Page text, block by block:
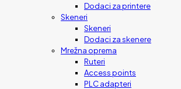
Dodaci za printere
Skeneri
Skeneri
Dodaci za skenere
Mrežna oprema
Ruteri
Access points
PLC adapteri